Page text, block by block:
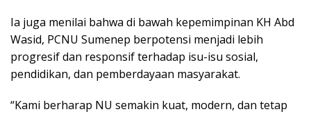
Ia juga menilai bahwa di bawah kepemimpinan KH Abd
Wasid, PCNU Sumenep berpotensi menjadi lebih
progresif dan responsif terhadap isu-isu sosial,
pendidikan, dan pemberdayaan masyarakat.
“Kami berharap NU semakin kuat, modern, dan tetap